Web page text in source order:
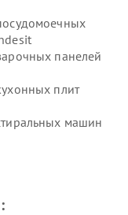
панелей
плит
машин